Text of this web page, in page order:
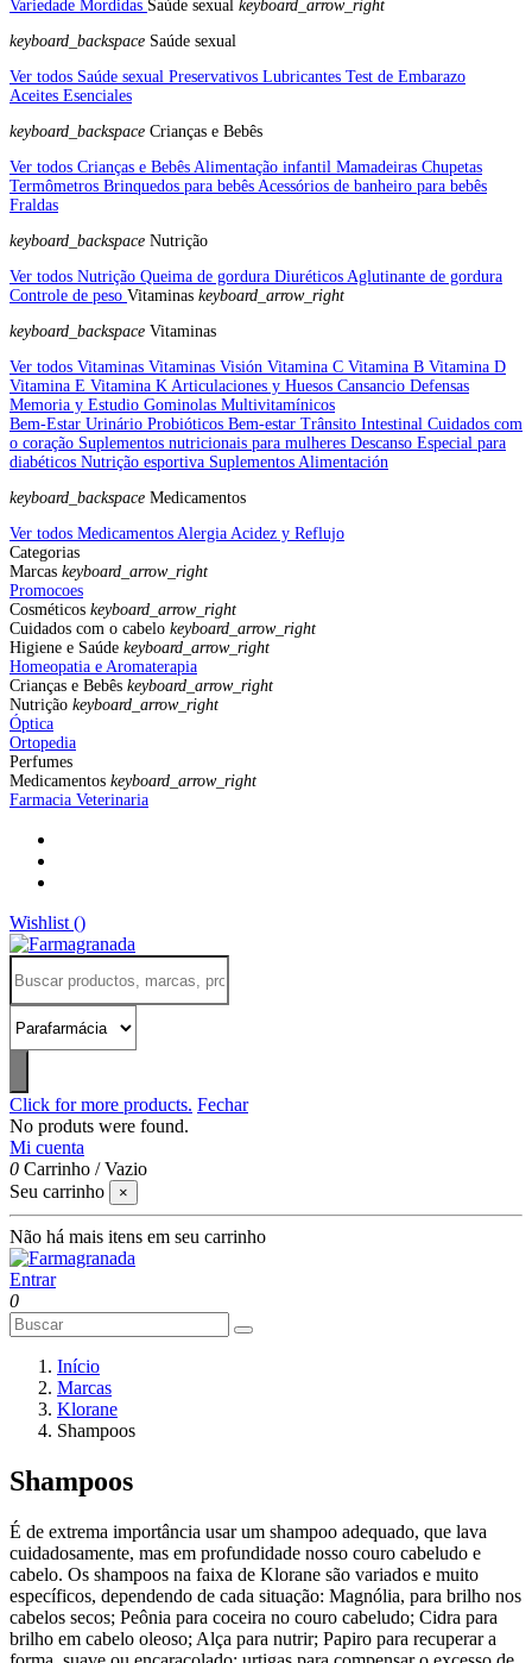
Variedade Mordidas Saúde sexual keyboard_arrow_right
keyboard_backspace Saúde sexual
Ver todos Saúde sexual Preservativos Lubricantes Test de Embarazo
Aceites Esenciales
keyboard_backspace Crianças e Bebês
Ver todos Crianças e Bebês Alimentação infantil Mamadeiras Chupetas
Termômetros Brinquedos para bebês Acessórios de banheiro para bebês
Fraldas
keyboard_backspace Nutrição
Ver todos Nutrição Queima de gordura Diuréticos Aglutinante de gordura
Controle de peso Vitaminas keyboard_arrow_right
keyboard_backspace Vitaminas
Ver todos Vitaminas Vitaminas Visión Vitamina C Vitamina B Vitamina D
Vitamina E Vitamina K Articulaciones y Huesos Cansancio Defensas
Memoria y Estudio Gominolas Multivitamínicos
Bem-Estar Urinário Probióticos Bem-estar Trânsito Intestinal Cuidados com
o coração Suplementos nutricionais para mulheres Descanso Especial para
diabéticos Nutrição esportiva Suplementos Alimentación
keyboard_backspace Medicamentos
Ver todos Medicamentos Alergia Acidez y Reflujo
Categorias
Marcas keyboard_arrow_right
Promocoes
Cosméticos keyboard_arrow_right
Cuidados com o cabelo keyboard_arrow_right
Higiene e Saúde keyboard_arrow_right
Homeopatia e Aromaterapia
Crianças e Bebês keyboard_arrow_right
Nutrição keyboard_arrow_right
Óptica
Ortopedia
Perfumes
Medicamentos keyboard_arrow_right
Farmacia Veterinaria
Wishlist ()
Click for more products. Fechar
No produts were found.
Mi cuenta
0 Carrinho /Vazio
Seu carrinho
×
Não há mais itens em seu carrinho
Entrar
0
Início
Marcas
Klorane
Shampoos
Shampoos
É de extrema importância usar um shampoo adequado, que lava
cuidadosamente, mas em profundidade nosso couro cabeludo e
cabelo. Os shampoos na faixa de Klorane são variados e muito
específicos, dependendo de cada situação: Magnólia, para brilho nos
cabelos secos; Peônia para coceira no couro cabeludo; Cidra para
brilho em cabelo oleoso; Alça para nutrir; Papiro para recuperar a